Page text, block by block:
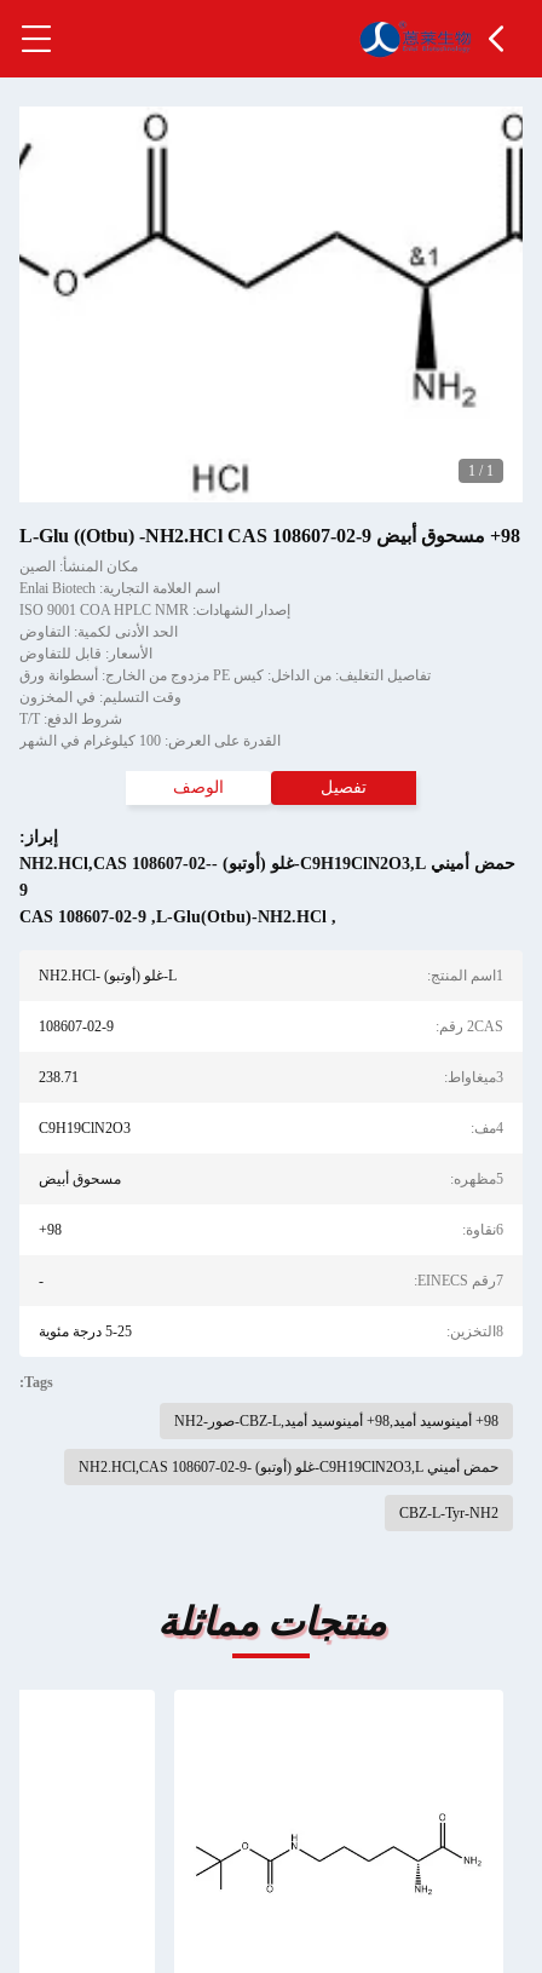
1
/
1
98+ مسحوق أبيض L-Glu ((Otbu) -NH2.HCl CAS 108607-02-9
مكان المنشأ: الصين
اسم العلامة التجارية: Enlai Biotech
إصدار الشهادات: ISO 9001 COA HPLC NMR
الحد الأدنى لكمية: التفاوض
الأسعار: قابل للتفاوض
تفاصيل التغليف: من الداخل: كيس PE مزدوج من الخارج: أسطوانة ورق
وقت التسليم: في المخزون
شروط الدفع: T/T
القدرة على العرض: 100 كيلوغرام في الشهر
تفصيل الوصف
إبراز:
حمض أميني C9H19ClN2O3,L-غلو (أوتبو) -NH2.HCl,CAS 108607-02-
9
,
L-Glu(Otbu)-NH2.HCl
,
CAS 108607-02-9
1اسم المنتج: L-غلو (أوتبو) -NH2.HCl
2CAS رقم: 108607-02-9
3ميغاواط: 238.71
4مف: C9H19ClN2O3
5مظهره: مسحوق أبيض
6نقاوة: 98+
7رقم EINECS: -
8التخزين: 5-25 درجة مئوية
Tags:
98+ أمينوسيد أميد,98+ أمينوسيد أميد,CBZ-L-صور-NH2
حمض أميني C9H19ClN2O3,L-غلو (أوتبو) -NH2.HCl,CAS 108607-02-9
CBZ-L-Tyr-NH2
منتجات مماثلة